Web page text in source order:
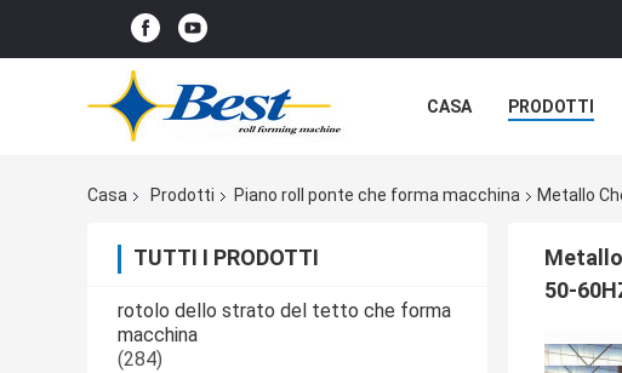
CASA PRODOTTI
Casa Prodotti Piano roll ponte che forma macchina Metallo
TUTTI I PRODOTTI
rotolo dello strato del tetto che forma
macchina
(284)
50-